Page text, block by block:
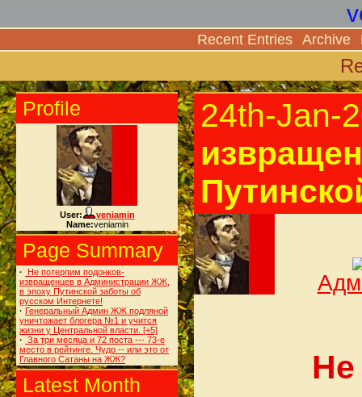
Recent Entries Archive
Profile
User:
veniamin
Name:veniamin
Page Summary
·
Не потерпим подонков-
извращенцев в Администрации ЖЖ,
в эпоху Путинской заботы об
русском Интернете!
· Генеральный Админ ЖЖ подляной
уничтожает блогера №1 и учится
жизни у Центральной власти. [+5]
· За три месяца и 72 поста --- 73-е
место в рейтинге. Чудо -- или это от
Главного Сатаны на ЖЖ?
Latest Month
24th-Jan-
Не